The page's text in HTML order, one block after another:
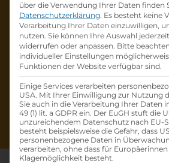
Schwerpunkt
Österreichische Postist
Firmenprofil besuchen
Andere Lehrstelle suchen
über die Verwendung Ihrer Daten finden
Datenschutzerklärung. Es besteht keine
Verarbeitung Ihrer Daten einzuwilligen,
nutzen. Sie können Ihre Auswahl
widerrufen oder anpassen. Bitte
individueller Einstellungen
Funktionen der Website verfügbar sind.
Einige Services verarbeiten
USA. Mit Ihrer Einwilligung zur Nutzung
Sie auch in die Verarbeitung Ihrer Daten
49 (1) lit. a GDPR ein. Der EuGH stuft die
unzureichendem Datenschutz nach EU-
besteht beispielsweise die Gefahr, dass
personenbezogene Daten in
verarbeiten, ohne dass für
Klagemöglichkeit besteht.